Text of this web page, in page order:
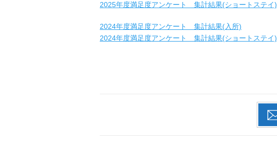
2025年度満足度アンケート 集計結果(ショートステイ)
2024年度満足度アンケート 集計結果(入所)
2024年度満足度アンケート 集計結果(ショートステイ)